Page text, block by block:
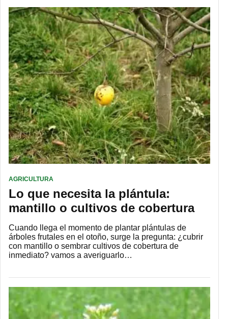
AGRICULTURA
Lo que necesita la plántula:
mantillo o cultivos de cobertura
Cuando llega el momento de plantar plántulas de
árboles frutales en el otoño, surge la pregunta: ¿cubrir
con mantillo o sembrar cultivos de cobertura de
inmediato? vamos a averiguarlo…